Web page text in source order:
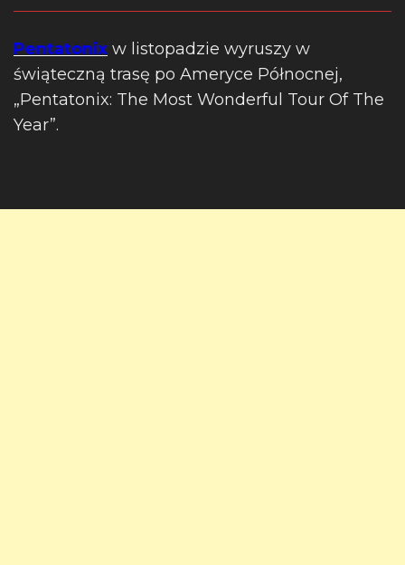
Pentatonix w listopadzie wyruszy w
świąteczną trasę po Ameryce Północnej,
„Pentatonix: The Most Wonderful Tour Of The
Year”.